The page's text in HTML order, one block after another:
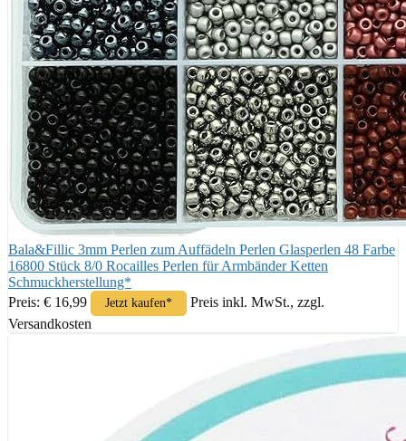
Bala&Fillic 3mm Perlen zum Auffädeln Perlen Glasperlen 48 Farbe
16800 Stück 8/0 Rocailles Perlen für Armbänder Ketten
Schmuckherstellung*
Preis: € 16,99
Jetzt kaufen*
Preis inkl. MwSt., zzgl.
Versandkosten